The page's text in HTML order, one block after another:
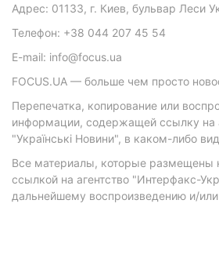
Адрес: 01133, г. Киев, бульвар Леси
Телефон: +38 044 207 45 54
E-mail: info@focus.ua
FOCUS.UA — больше чем просто
Перепечатка, копирование или
информации, содержащей ссылку на
"Українські Новини", в каком-либо
Все материалы, которые размещены
ссылкой на агентство "Интерфакс-
дальнейшему воспроизведению и/